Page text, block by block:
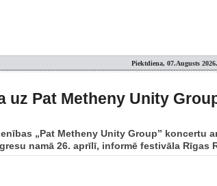
Piektdiena, 07.Augusts 2026.
uz Pat Metheny Unity
„Pat Metheny Unity Group” koncertu
namā 26. aprīlī, informē festivāla Rīgas